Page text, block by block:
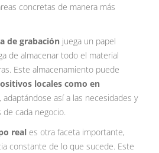
concretas de manera más
de grabación juega un papel
de almacenar todo el material
Este almacenamiento puede
locales como en
, adaptándose así a las necesidades y
cada negocio.
real es otra faceta importante,
constante de lo que sucede. Este